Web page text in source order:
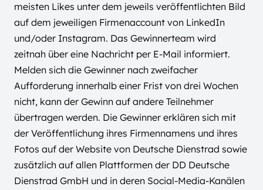
meisten Likes unter dem jeweils veröffentlichten Bild
auf dem jeweiligen Firmenaccount von LinkedIn
und/oder Instagram. Das Gewinnerteam wird
zeitnah über eine Nachricht per E-Mail informiert.
Melden sich die Gewinner nach zweifacher
Aufforderung innerhalb einer Frist von drei Wochen
nicht, kann der Gewinn auf andere Teilnehmer
übertragen werden. Die Gewinner erklären sich mit
der Veröffentlichung ihres Firmennamens und ihres
Fotos auf der Website von Deutsche Dienstrad sowie
zusätzlich auf allen Plattformen der DD Deutsche
Dienstrad GmbH und in deren Social-Media-Kanälen